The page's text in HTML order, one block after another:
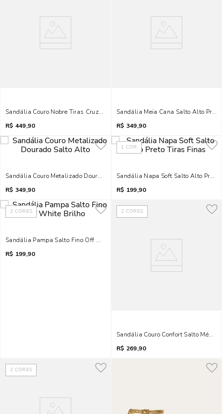
Sandália Couro Nobre Tiras Cruzadas Fivela Cinza Fog
R$ 449,90
Sandália Meia Cana Salto Alto
R$ 349,90
Sandália Couro Metalizado Dourado Salto Alto
R$ 349,90
1 COR
Sandália Napa Soft Salto Alto Preto
R$ 199,90
2 CORES
Sandália Pampa Salto Fino Off White Brilho
R$ 199,90
2 CORES
Sandália Couro Confort Salto Médio
R$ 269,90
2 CORES